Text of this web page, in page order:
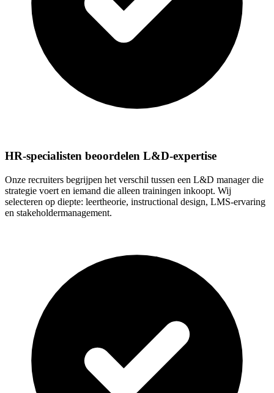
HR-specialisten beoordelen L&D-expertise
Onze recruiters begrijpen het verschil tussen een L&D manager die
strategie voert en iemand die alleen trainingen inkoopt. Wij
selecteren op diepte: leertheorie, instructional design, LMS-ervaring
en stakeholdermanagement.